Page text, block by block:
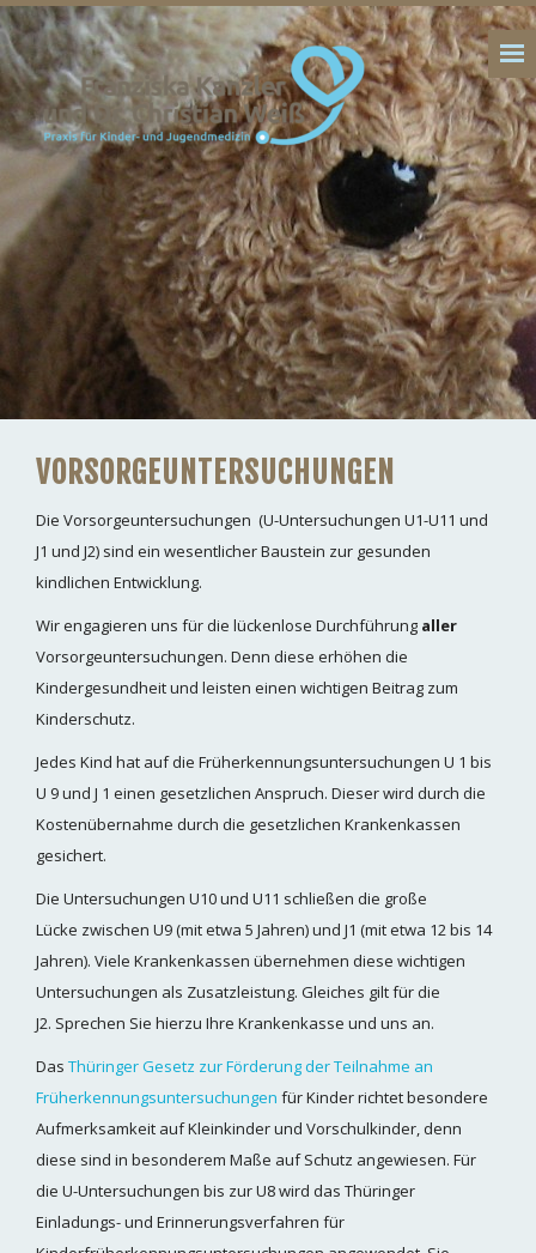
VORSORGEUNTERSUCHUNGEN
Die Vorsorgeuntersuchungen (U-Untersuchungen U1-U11 und
J1 und J2) sind ein wesentlicher Baustein zur gesunden
kindlichen Entwicklung.
Wir engagieren uns für die lückenlose Durchführung aller
Vorsorgeuntersuchungen. Denn diese erhöhen die
Kindergesundheit und leisten einen wichtigen Beitrag zum
Kinderschutz.
Jedes Kind hat auf die Früherkennungsuntersuchungen U 1 bis
U 9 und J 1 einen gesetzlichen Anspruch. Dieser wird durch die
Kostenübernahme durch die gesetzlichen Krankenkassen
gesichert.
Die Untersuchungen U10 und U11 schließen die große
Lücke zwischen U9 (mit etwa 5 Jahren) und J1 (mit etwa 12 bis 14
Jahren). Viele Krankenkassen übernehmen diese wichtigen
Untersuchungen als Zusatzleistung. Gleiches gilt für die
J2. Sprechen Sie hierzu Ihre Krankenkasse und uns an.
Das Thüringer Gesetz zur Förderung der Teilnahme an
Früherkennungsuntersuchungen fürKinder richtet besondere
Aufmerksamkeit auf Kleinkinder und Vorschulkinder, denn
diese sind in besonderem Maße auf Schutz angewiesen. Für
die U-Untersuchungen bis zur U8 wird das Thüringer
Einladungs- und Erinnerungsverfahren für